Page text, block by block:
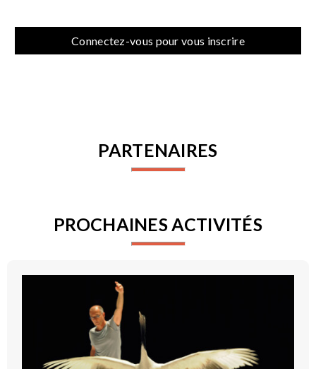
Connectez-vous pour vous inscrire
PARTENAIRES
PROCHAINES ACTIVITÉS